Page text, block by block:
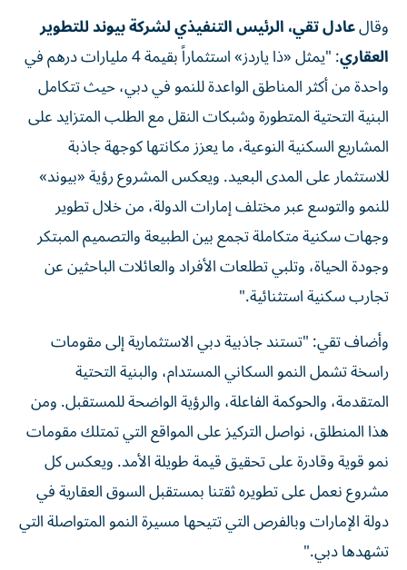
وقالعادل تقي، الرئيس التنفيذي لشركة بيوند للتطوير
العقاري
: "يمثل «ذا ياردز» استثماراً بقيمة 4 مليارات درهم في
واحدة من أكثر المناطق الواعدة للنمو في دبي، حيث تتكامل
البنية التحتية المتطورة وشبكات النقل مع الطلب المتزايد على
المشاريع السكنية النوعية، ما يعزز مكانتها كوجهة جاذبة
للاستثمار على المدى البعيد. ويعكس المشروع رؤية «بيوند»
للنمو والتوسع عبر مختلف إمارات الدولة، من خلال تطوير
وجهات سكنية متكاملة تجمع بين الطبيعة والتصميم المبتكر
وجودة الحياة، وتلبي تطلعات الأفراد والعائلات الباحثين عن
تجارب سكنية استثنائية."
وأضاف تقي: "تستند جاذبية دبي الاستثمارية إلى مقومات
راسخة تشمل النمو السكاني المستدام، والبنية التحتية
المتقدمة، والحوكمة الفاعلة، والرؤية الواضحة للمستقبل. ومن
هذا المنطلق، نواصل التركيز على المواقع التي تمتلك مقومات
نمو قوية وقادرة على تحقيق قيمة طويلة الأمد. ويعكس كل
مشروع نعمل على تطويره ثقتنا بمستقبل السوق العقارية في
دولة الإمارات وبالفرص التي تتيحها مسيرة النمو المتواصلة التي
تشهدها دبي."